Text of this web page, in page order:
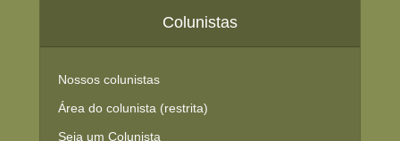
Colunistas
Nossos colunistas
Área do colunista (restrita)
Seja um Colunista